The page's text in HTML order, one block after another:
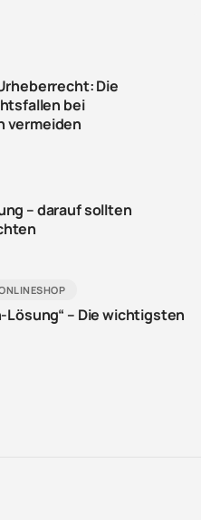
Die
bei
vermeiden
– darauf sollten
Lösung“ – Die wichtigsten